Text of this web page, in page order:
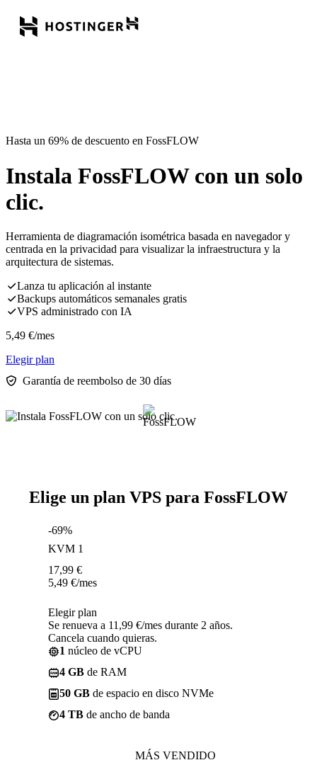
Hasta un 69% de descuento en FossFLOW
Instala FossFLOW con un solo
clic.
Herramienta de diagramación isométrica basada en navegador y
centrada en la privacidad para visualizar la infraestructura y la
arquitectura de sistemas.
Lanza tu aplicación al instante
Backups automáticos semanales gratis
VPS administrado con IA
5,49 €/mes
Elegir plan
Garantía de reembolso de 30 días
Elige un plan VPS para FossFLOW
-69%
KVM 1
17,99 €
5,49 €/mes
Elegir plan
Se renueva a 11,99 €/mes durante 2 años.
Cancela cuando quieras.
1 núcleo de vCPU
4 GB de RAM
50 GB de espacio en disco NVMe
4 TB de ancho de banda
MÁS VENDIDO